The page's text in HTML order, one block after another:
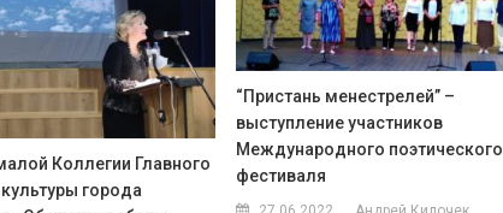
Коллегии Главного
города
“Пристань менестрелей” –
выступление участников
Международного поэтического
фестиваля